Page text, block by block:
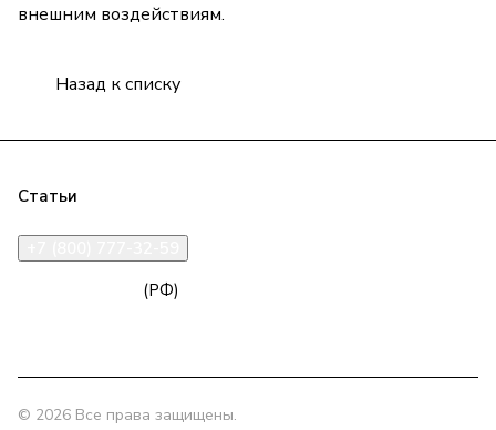
внешним воздействиям.
Назад к списку
Статьи
(РФ)
© 2026 Все права защищены.